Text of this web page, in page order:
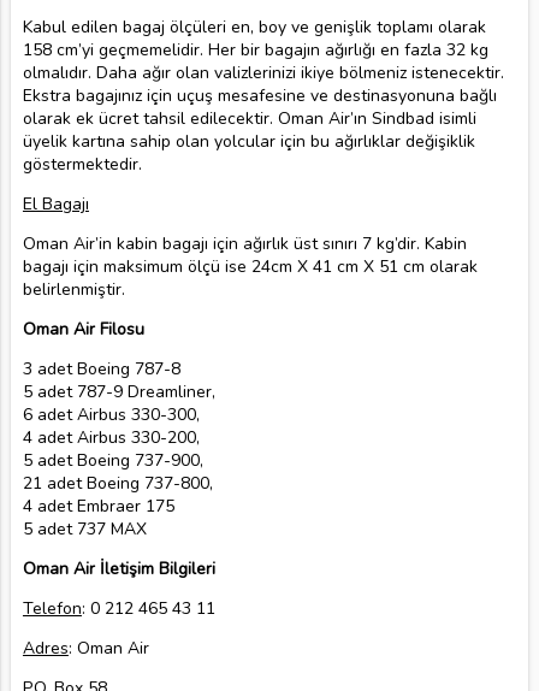
Kabul edilen bagaj ölçüleri en, boy ve genişlik toplamı olarak
158 cm’yi geçmemelidir. Her bir bagajın ağırlığı en fazla 32 kg
olmalıdır. Daha ağır olan valizlerinizi ikiye bölmeniz istenecektir.
Ekstra bagajınız için uçuş mesafesine ve destinasyonuna bağlı
olarak ek ücret tahsil edilecektir. Oman Air’ın Sindbad isimli
üyelik kartına sahip olan yolcular için bu ağırlıklar değişiklik
göstermektedir.
El Bagajı
Oman Air’in kabin bagajı için ağırlık üst sınırı 7 kg’dir. Kabin
bagajı için maksimum ölçü ise 24cm X 41 cm X 51 cm olarak
belirlenmiştir.
Oman Air Filosu
3 adet Boeing 787-8
5 adet 787-9 Dreamliner,
6 adet Airbus 330-300,
4 adet Airbus 330-200,
5 adet Boeing 737-900,
21 adet Boeing 737-800,
4 adet Embraer 175
5 adet 737 MAX
Oman Air İletişim Bilgileri
Telefon: 0 212 465 43 11
Adres: Oman Air